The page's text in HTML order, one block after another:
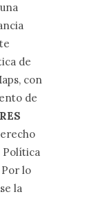
de
con
de
Política
lo
la